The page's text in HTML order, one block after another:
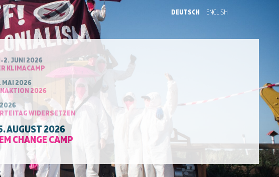
DEUTSCH ENGLISH
2. JUNI 2026
KLIMACAMP
2026
2026
WIDERSETZEN
AUGUST 2026
CHANGE CAMP